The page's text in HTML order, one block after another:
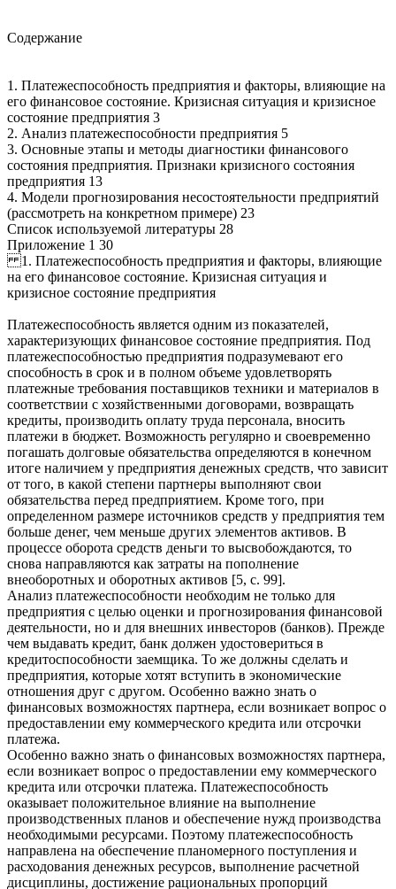
Содержание
1. Платежеспособность предприятия и факторы, влияющие на
его финансовое состояние. Кризисная ситуация и кризисное
состояние предприятия 3
2. Анализ платежеспособности предприятия 5
3. Основные этапы и методы диагностики финансового
состояния предприятия. Признаки кризисного состояния
предприятия 13
4. Модели прогнозирования несостоятельности предприятий
(рассмотреть на конкретном примере) 23
Список используемой литературы 28
Приложение 1 30
1. Платежеспособность предприятия и факторы, влияющие
на его финансовое состояние. Кризисная ситуация и
кризисное состояние предприятия
Платежеспособность является одним из показателей,
характеризующих финансовое состояние предприятия. Под
платежеспособностью предприятия подразумевают его
способность в срок и в полном объеме удовлетворять
платежные требования поставщиков техники и материалов в
соответствии с хозяйственными договорами, возвращать
кредиты, производить оплату труда персонала, вносить
платежи в бюджет. Возможность регулярно и своевременно
погашать долговые обязательства определяются в конечном
итоге наличием у предприятия денежных средств, что зависит
от того, в какой степени партнеры выполняют свои
обязательства перед предприятием. Кроме того, при
определенном размере источников средств у предприятия тем
больше денег, чем меньше других элементов активов. В
процессе оборота средств деньги то высвобождаются, то
снова направляются как затраты на пополнение
внеоборотных и оборотных активов [5, с. 99].
Анализ платежеспособности необходим не только для
предприятия с целью оценки и прогнозирования финансовой
деятельности, но и для внешних инвесторов (банков). Прежде
чем выдавать кредит, банк должен удостовериться в
кредитоспособности заемщика. То же должны сделать и
предприятия, которые хотят вступить в экономические
отношения друг с другом. Особенно важно знать о
финансовых возможностях партнера, если возникает вопрос о
предоставлении ему коммерческого кредита или отсрочки
платежа.
Особенно важно знать о финансовых возможностях партнера,
если возникает вопрос о предоставлении ему коммерческого
кредита или отсрочки платежа. Платежеспособность
оказывает положительное влияние на выполнение
производственных планов и обеспечение нужд производства
необходимыми ресурсами. Поэтому платежеспособность
направлена на обеспечение планомерного поступления и
расходования денежных ресурсов, выполнение расчетной
дисциплины, достижение рациональных пропорций